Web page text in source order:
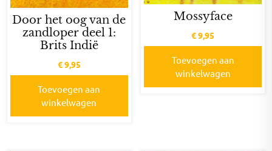
Door het oog van de
zandloper deel 1:
Brits Indië
€9,95
Toevoegen aan
winkelwagen
Mossyface
€9,95
Toevoegen aan
winkelwagen